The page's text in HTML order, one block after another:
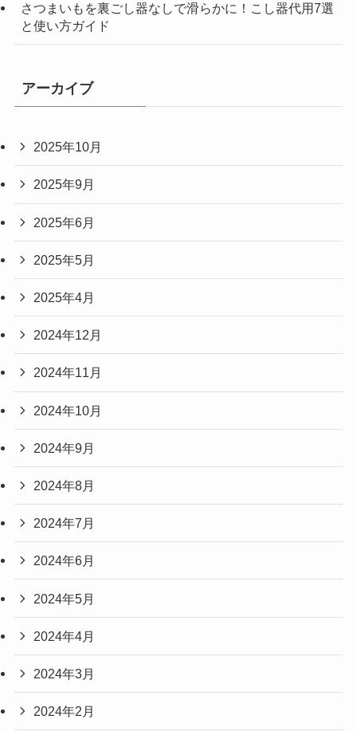
さつまいもを裏ごし器なしで滑らかに！こし器代用7選
と使い方ガイド
アーカイブ
2025年10月
2025年9月
2025年6月
2025年5月
2025年4月
2024年12月
2024年11月
2024年10月
2024年9月
2024年8月
2024年7月
2024年6月
2024年5月
2024年4月
2024年3月
2024年2月